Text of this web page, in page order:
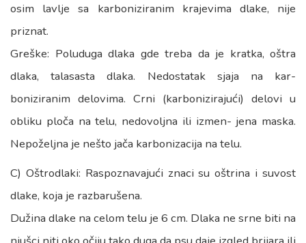
osim lavlje sa karboniziranim krajevima dlake, nije
priznat.
Greške: Poluduga dlaka gde treba da je kratka, oštra
dlaka, talasasta dlaka. Nedostatak sjaja na kar-
boniziranim delovima. Crni (karbonizirajući) delovi u
obliku ploča na telu, nedovoljna ili izmen- jena maska.
Nepoželjna je nešto jača karbonizacija na telu.
C) Oštrodlaki: Raspoznavajući znaci su oštrina i suvost
dlake, koja je razbarušena.
Dužina dlake na celom telu je 6 cm. Dlaka ne srne biti na